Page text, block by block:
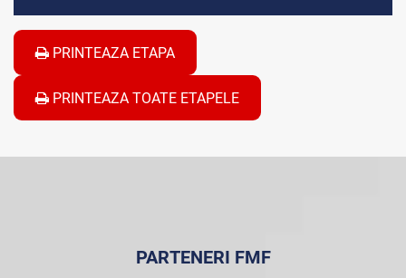
PRINTEAZA ETAPA
PRINTEAZA TOATE ETAPELE
PARTENERI FMF